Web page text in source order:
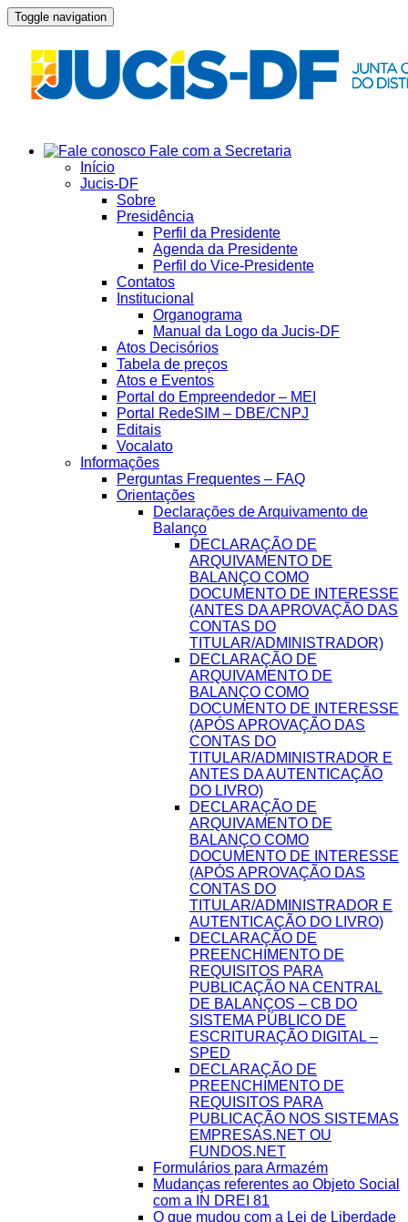
Toggle navigation
Fale com a Secretaria
Início
Jucis-DF
Sobre
Presidência
Perfil da Presidente
Agenda da Presidente
Perfil do Vice-Presidente
Contatos
Institucional
Organograma
Manual da Logo da Jucis-DF
Atos Decisórios
Tabela de preços
Atos e Eventos
Portal do Empreendedor – MEI
Portal RedeSIM – DBE/CNPJ
Editais
Vocalato
Informações
Perguntas Frequentes – FAQ
Orientações
Declarações de Arquivamento de
Balanço
DECLARAÇÃO DE
ARQUIVAMENTO DE
BALANÇO COMO
DOCUMENTO DE INTERESSE
(ANTES DA APROVAÇÃO DAS
CONTAS DO
TITULAR/ADMINISTRADOR)
DECLARAÇÃO DE
ARQUIVAMENTO DE
BALANÇO COMO
DOCUMENTO DE INTERESSE
(APÓS APROVAÇÃO DAS
CONTAS DO
TITULAR/ADMINISTRADOR E
ANTES DA AUTENTICAÇÃO
DO LIVRO)
DECLARAÇÃO DE
ARQUIVAMENTO DE
BALANÇO COMO
DOCUMENTO DE INTERESSE
(APÓS APROVAÇÃO DAS
CONTAS DO
TITULAR/ADMINISTRADOR E
AUTENTICAÇÃO DO LIVRO)
DECLARAÇÃO DE
PREENCHIMENTO DE
REQUISITOS PARA
PUBLICAÇÃO NA CENTRAL
DE BALANÇOS – CB DO
SISTEMA PÚBLICO DE
ESCRITURAÇÃO DIGITAL –
SPED
DECLARAÇÃO DE
PREENCHIMENTO DE
REQUISITOS PARA
PUBLICAÇÃO NOS SISTEMAS
EMPRESAS.NET OU
FUNDOS.NET
Formulários para Armazém
Mudanças referentes ao Objeto Social
com a IN DREI 81
O que mudou com a Lei de Liberdade